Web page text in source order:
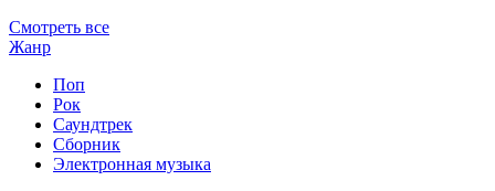
Смотреть все
Жанр
Поп
Рок
Саундтрек
Сборник
Электронная музыка